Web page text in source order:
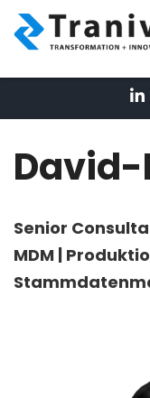
David-
Senior
MDM |
Lea – AI
Online
Ich bin die
die erste